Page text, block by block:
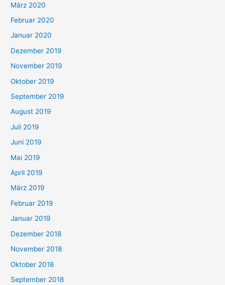
März 2020
Februar 2020
Januar 2020
Dezember 2019
November 2019
Oktober 2019
September 2019
August 2019
Juli 2019
Juni 2019
Mai 2019
April 2019
März 2019
Februar 2019
Januar 2019
Dezember 2018
November 2018
Oktober 2018
September 2018